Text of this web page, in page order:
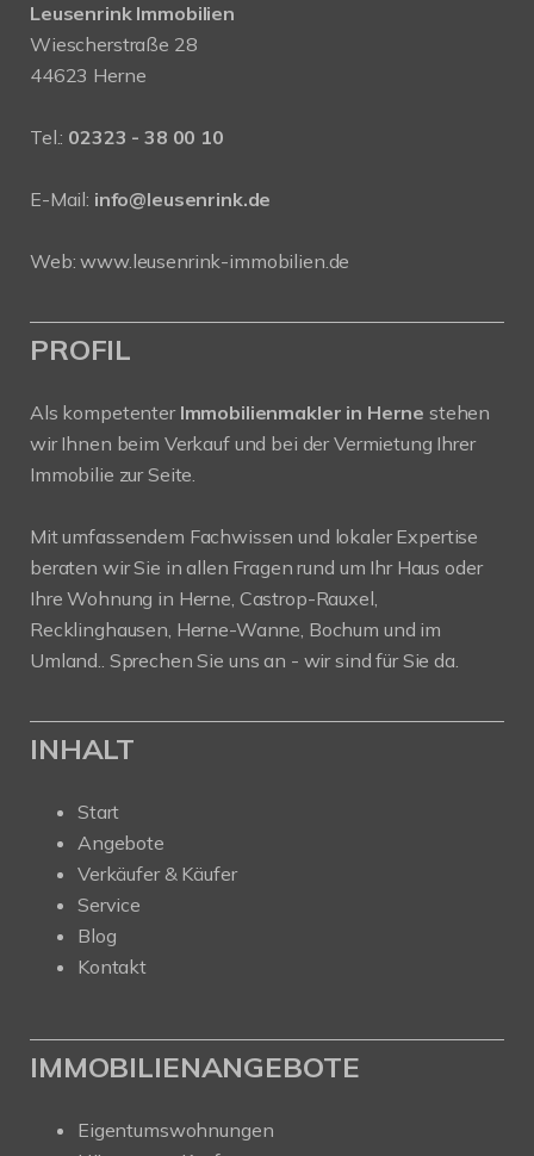
Leusenrink Immobilien
Wiescherstraße 28
44623 Herne
Tel.: 02323 - 38 00 10
E-Mail: info@leusenrink.de
Web:www.leusenrink-immobilien.de
PROFIL
Als kompetenter Immobilienmakler in Herne stehen
wir Ihnen beim Verkauf und bei der Vermietung Ihrer
Immobilie zur Seite.
Mit umfassendem Fachwissen und lokaler Expertise
beraten wir Sie in allen Fragen rund um Ihr Haus oder
Ihre Wohnung in Herne, Castrop-Rauxel,
Recklinghausen, Herne-Wanne, Bochum und im
Umland.. Sprechen Sie uns an - wir sind für Sie da.
INHALT
Start
Angebote
Verkäufer & Käufer
Service
Blog
Kontakt
IMMOBILIENANGEBOTE
Eigentumswohnungen